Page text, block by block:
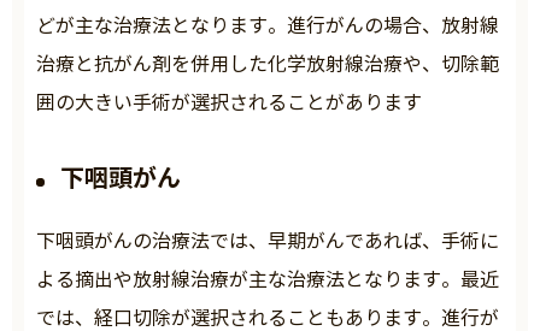
どが主な治療法となります。進行がんの場合、放射線
治療と抗がん剤を併用した化学放射線治療や、切除範
囲の大きい手術が選択されることがあります
下咽頭がん
下咽頭がんの治療法では、早期がんであれば、手術に
よる摘出や放射線治療が主な治療法となります。最近
では、経口切除が選択されることもあります。進行が